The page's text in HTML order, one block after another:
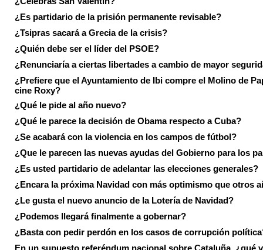
¿Es partidario de la prisión permanente revisable?
¿Tsipras sacará a Grecia de la crisis?
¿Quién debe ser el líder del PSOE?
¿Renunciaría a ciertas libertades a cambio de mayor
¿Prefiere que el Ayuntamiento de Ibi compre el Molino de
cine Roxy?
¿Qué le pide al año nuevo?
¿Qué le parece la decisión de Obama respecto a Cuba?
¿Se acabará con la violencia en los campos de fútbol?
¿Que le parecen las nuevas ayudas del Gobierno para los
¿Es usted partidario de adelantar las elecciones generales?
¿Encara la próxima Navidad con más optimismo que otros
¿Le gusta el nuevo anuncio de la Lotería de Navidad?
¿Podemos llegará finalmente a gobernar?
¿Basta con pedir perdón en los casos de corrupción
En un supuesto referéndum nacional sobre Cataluña, ¿qué